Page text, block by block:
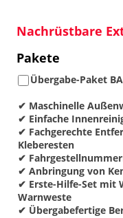
Nachrüstbare
Pakete
Übergabe-Paket
✔ Maschinelle
✔ Einfache
✔ Fachgerechte
Kleberesten
✔
✔ Anbringung von
✔ Erste-Hilfe-Set mit
Warnweste
✔ Übergabefertige